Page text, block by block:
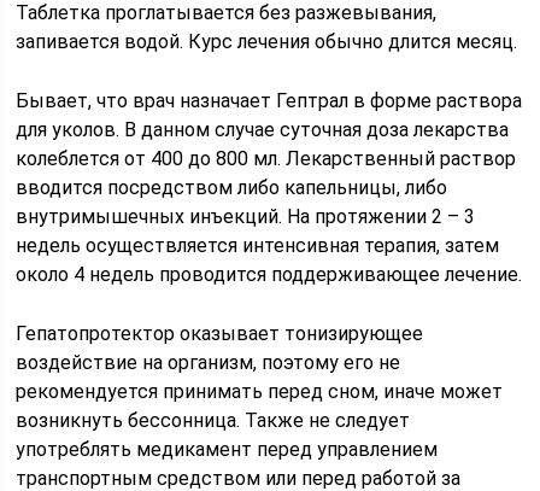
Таблетка проглатывается без разжевывания,
запивается водой. Курс лечения обычно длится месяц.
Бывает, что врач назначает Гептрал в форме раствора
для уколов. В данном случае суточная доза лекарства
колеблется от 400 до 800 мл. Лекарственный раствор
вводится посредством либо капельницы, либо
внутримышечных инъекций. На протяжении 2 – 3
недель осуществляется интенсивная терапия, затем
около 4 недель проводится поддерживающее лечение.
Гепатопротектор оказывает тонизирующее
воздействие на организм, поэтому его не
рекомендуется принимать перед сном, иначе может
возникнуть бессонница. Также не следует
употреблять медикамент перед управлением
транспортным средством или перед работой за